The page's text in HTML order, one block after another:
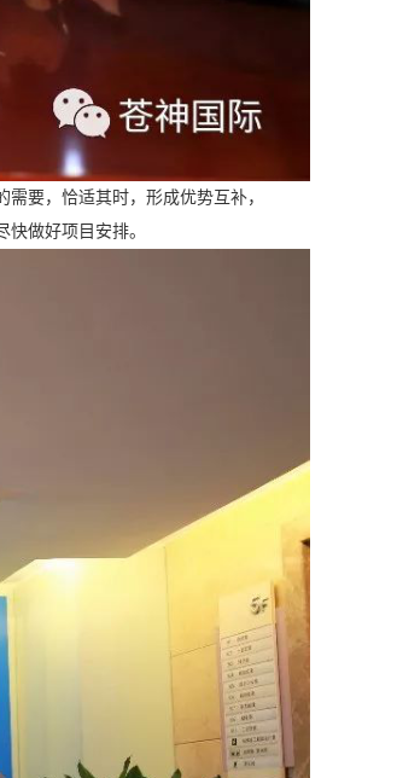
要，恰适其时，形成优势互补，
做好项目安排。